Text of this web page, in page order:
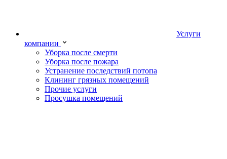
Услуги
компании
Уборка после смерти
Уборка после пожара
Устранение последствий потопа
Клининг грязных помещений
Прочие услуги
Просушка помещений